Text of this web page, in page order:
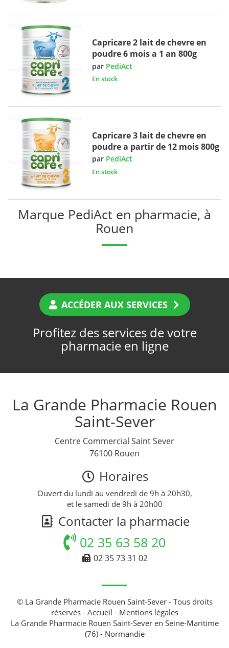
Capricare 2 lait de chevre en
poudre 6 mois a 1 an 800g
par PediAct
En stock
Capricare 3 lait de chevre en
poudre a partir de 12 mois 800g
par PediAct
En stock
Marque PediAct en pharmacie, à
Rouen
ACCÉDER AUX SERVICES
Profitez des services de votre
pharmacie en ligne
La Grande Pharmacie Rouen
Saint-Sever
Centre Commercial Saint Sever
76100 Rouen
Horaires
Ouvert du lundi au vendredi de 9h à 20h30,
et le samedi de 9h à 20h00
Contacter la pharmacie
02 35 63 58 20
02 35 73 31 02
© La Grande Pharmacie Rouen Saint-Sever - Tous droits
réservés - Accueil - Mentions légales
La Grande Pharmacie Rouen Saint-Sever en Seine-Maritime
(76) - Normandie